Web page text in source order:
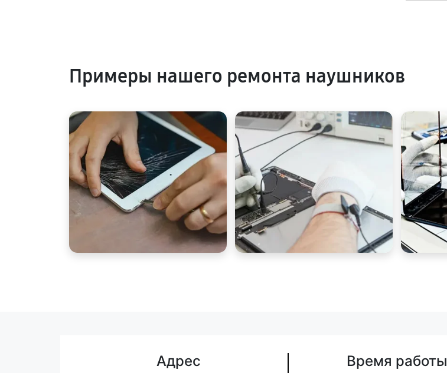
Примеры нашего ремонта наушников
Адрес Время работы